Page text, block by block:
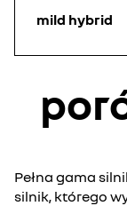
mild hybrid
Pełna gama
silnik, którego